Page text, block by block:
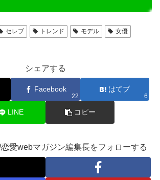
セレブ トレンド モデル
女優
シェアする
Facebook
22
はてブ
6
LINE コピー
愛webマガジン編集長をフォローする